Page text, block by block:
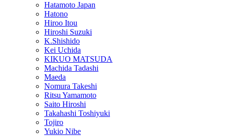
Hatamoto Japan
Hatono
Hiroo Itou
Hiroshi Suzuki
K.Shishido
Kei Uchida
KIKUO MATSUDA
Machida Tadashi
Maeda
Nomura Takeshi
Ritsu Yamamoto
Saito Hiroshi
Takahashi Toshiyuki
Tojiro
Yukio Nibe